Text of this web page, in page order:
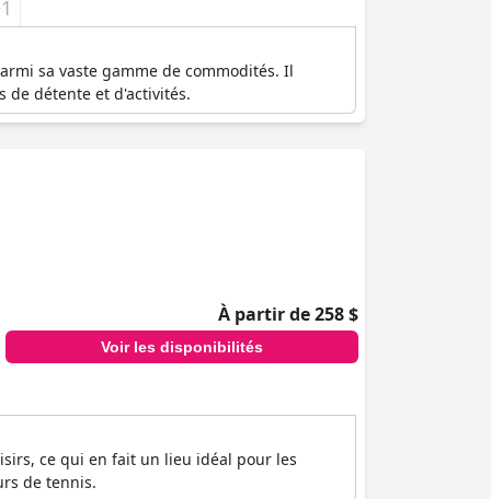
sa vaste gamme de commodités. Il
de détente et d'activités.
À partir de 258 $
Voir les disponibilités
ce qui en fait un lieu idéal pour les
de tennis.